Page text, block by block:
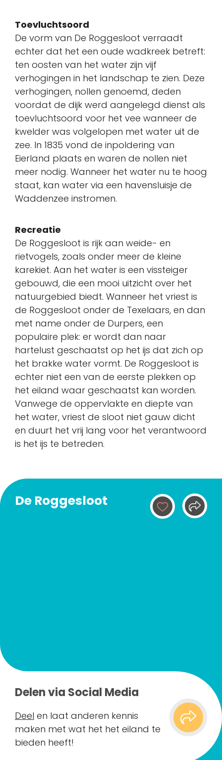
De Roggesloot
Delen via Social Media
Deel en laat anderen kennis
maken met wat het het eiland te
bieden heeft!
Toevluchtsoord
De vorm van De Roggesloot verraadt
echter dat het een oude wadkreek betreft:
ten oosten van het water zijn vijf
verhogingen in het landschap te zien. Deze
verhogingen, nollen genoemd, deden
voordat de dijk werd aangelegd dienst als
toevluchtsoord voor het vee wanneer de
kwelder was volgelopen met water uit de
zee. In 1835 vond de inpoldering van
Eierland plaats en waren de nollen niet
meer nodig. Wanneer het water nu te hoog
staat, kan water via een havensluisje de
Waddenzee instromen.
Recreatie
De Roggesloot is rijk aan weide- en
rietvogels, zoals onder meer de kleine
karekiet. Aan het water is een vissteiger
gebouwd, die een mooi uitzicht over het
natuurgebied biedt. Wanneer het vriest is
de Roggesloot onder de Texelaars, en dan
met name onder de Durpers, een
populaire plek: er wordt dan naar
hartelust geschaatst op het ijs dat zich op
het brakke water vormt. De Roggesloot is
echter niet een van de eerste plekken op
het eiland waar geschaatst kan worden.
Vanwege de oppervlakte en diepte van
het water, vriest de sloot niet gauw dicht
en duurt het vrij lang voor het verantwoord
is het ijs te betreden.